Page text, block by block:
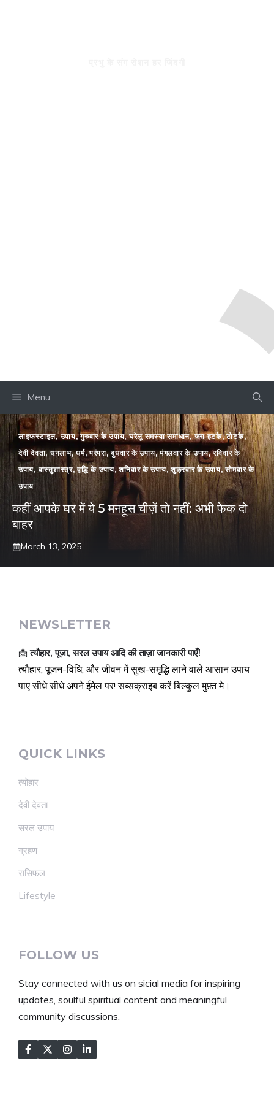
Menu
लाइफस्टाइल,उपाय,गुरुवार के उपाय,घरेलू समस्या समाधान,जरा हटके,टोटके,
देवी देवता,धनलाभ,धर्म,परंपरा,बुधवार के उपाय,मंगलवार के उपाय,रविवार के
उपाय,वास्तुशास्त्र,वृद्धि के उपाय,शनिवार के उपाय,शुक्रवार के उपाय,सोमवार के
उपाय
कहीं आपके घर में ये 5 मनहूस चीज़ें तो नहीं: अभी फेक दो
बाहर
March 13, 2025
NEWSLETTER
📩त्यौहार, पूजा, सरल उपाय आदि की ताज़ा जानकारी पाएँ!
त्यौहार, पूजन-विधि, और जीवन में सुख-समृद्धि लाने वाले आसान उपाय
पाए सीधे सीधे अपने ईमेल पर! सब्सक्राइब करें बिल्कुल मुफ़्त मे।
QUICK LINKS
त्योहार
देवी देवता
सरल उपाय
ग्रहण
रासिफल
Lifestyle
FOLLOW US
Stay connected with us on sicial media for inspiring
updates, soulful spiritual content and meaningful
community discussions.